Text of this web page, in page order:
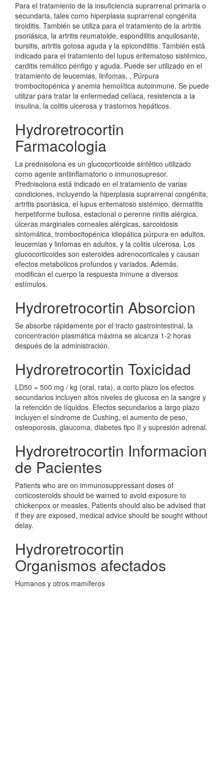
Para el tratamiento de la insuficiencia suprarrenal primaria o
secundaria, tales como hiperplasia suprarrenal congénita
tiroiditis. También se utiliza para el tratamiento de la artritis
psoriásica, la artritis reumatoide, espondilitis anquilosante,
bursitis, artritis gotosa aguda y la epicondilitis. También está
indicado para el tratamiento del lupus eritematoso sistémico,
carditis remático pénfigo y aguda. Puede ser utilizado en el
tratamiento de leucemias, linfomas, , Púrpura
trombocitopénica y anemia hemolítica autoinmune. Se puede
utilizar para tratar la enfermedad celíaca, resistencia a la
insulina, la colitis ulcerosa y trastornos hepáticos.
Hydroretrocortin
Farmacologia
La prednisolona es un glucocorticoide sintético utilizado
como agente antiinflamatorio o inmunosupresor.
Prednisolona está indicado en el tratamiento de varias
condiciones, incluyendo la hiperplasia suprarrenal congénita,
artritis psoriásica, el lupus eritematoso sistémico, dermatitis
herpetiforme bullosa, estacional o perenne rinitis alérgica,
úlceras marginales corneales alérgicas, sarcoidosis
sintomática, trombocitopénica idiopática púrpura en adultos,
leucemias y linfomas en adultos, y la colitis ulcerosa. Los
glucocorticoides son esteroides adrenocorticales y causan
efectos metabólicos profundos y variados. Además,
modifican el cuerpo la respuesta inmune a diversos
estímulos.
Hydroretrocortin Absorcion
Se absorbe rápidamente por el tracto gastrointestinal, la
concentración plasmática máxima se alcanza 1-2 horas
después de la administración.
Hydroretrocortin Toxicidad
LD50 = 500 mg / kg (oral, rata), a corto plazo los efectos
secundarios incluyen altos niveles de glucosa en la sangre y
la retención de líquidos. Efectos secundarios a largo plazo
incluyen el síndrome de Cushing, el aumento de peso,
osteoporosis, glaucoma, diabetes tipo II y supresión adrenal.
Hydroretrocortin Informacion
de Pacientes
Patients who are on immunosuppressant doses of
corticosteroids should be warned to avoid exposure to
chickenpox or measles. Patients should also be advised that
if they are exposed, medical advice should be sought without
delay.
Hydroretrocortin
Organismos afectados
Humanos y otros mamíferos